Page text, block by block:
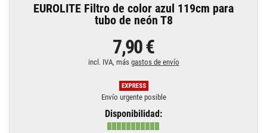
EUROLITE Filtro de color azul 119cm para
tubo de neón T8
7,90 €
incl. IVA, más gastos de envío
Envío urgente posible
Disponibilidad: